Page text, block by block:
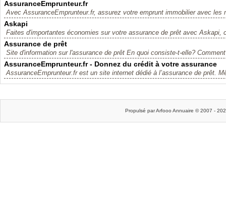
AssuranceEmprunteur.fr
Avec AssuranceEmprunteur.fr, assurez votre emprunt immobilier avec les
Askapi
Faites d'importantes économies sur votre assurance de prêt avec Askapi,
Assurance de prêt
Site d'information sur l'assurance de prêt En quoi consiste-t-elle?
AssuranceEmprunteur.fr - Donnez du crédit à votre assurance
AssuranceEmprunteur.fr est un site internet dédié à l’assurance de prêt.
Propulsé par Arfooo Annuaire © 2007 -